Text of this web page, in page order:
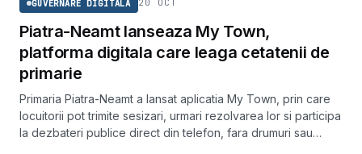
GUVERNARE DIGITALA 20 OCT
Piatra-Neamt lanseaza My Town,
platforma digitala care leaga cetatenii de
primarie
Primaria Piatra-Neamt a lansat aplicatia My Town, prin care
locuitorii pot trimite sesizari, urmari rezolvarea lor si participa
la dezbateri publice direct din telefon, fara drumuri sau